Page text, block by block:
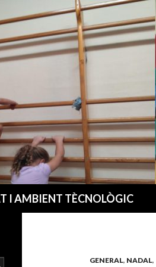
I AMBIENT TÈCNOLÒGIC
GENERAL, NADAL,